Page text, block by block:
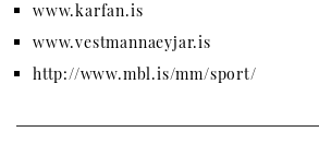
www.karfan.is
www.vestmannaeyjar.is
http://www.mbl.is/mm/sport/